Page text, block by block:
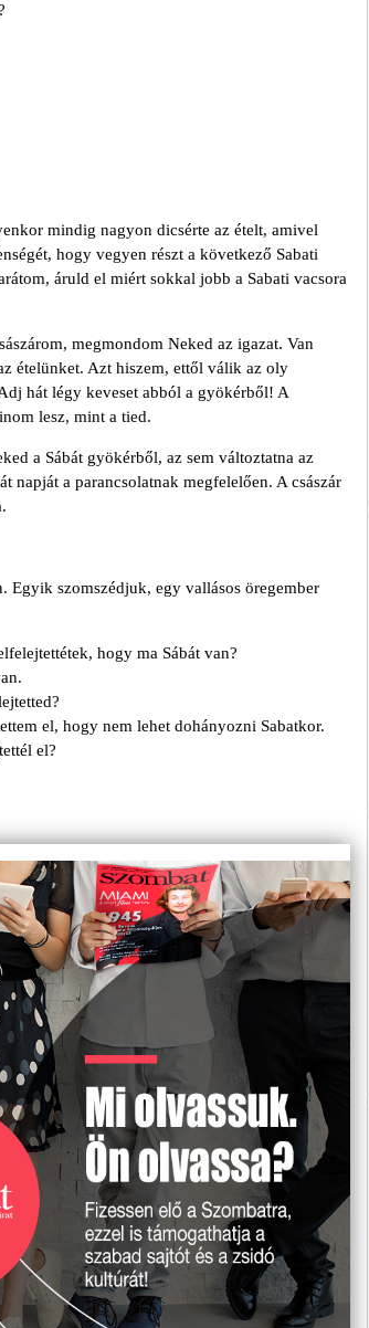
mindig nagyon dicsérte az ételt, amivel
hogy vegyen részt a következő Sabati
áruld el miért sokkal jobb a Sabati vacsora
megmondom Neked az igazat. Van
ételünket. Azt hiszem, ettől válik az oly
hát légy keveset abból a gyökérből! A
lesz, mint a tied.
a Sábát gyökérből, az sem változtatna az
napját a parancsolatnak megfelelően. A császár
Egyik szomszédjuk, egy vallásos öregember
hogy ma Sábát van?
el, hogy nem lehet dohányozni Sabatkor.
el?